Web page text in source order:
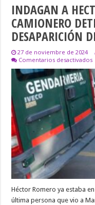
INDAGAN A
CAMIONERO
DESAPARICIÓN
27 de noviembre de 2024
Comentarios desactivadosen
A
Héctor Romero ya estaba
última persona que vio a